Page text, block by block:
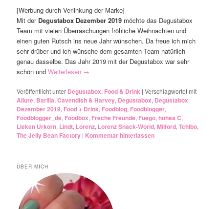
[Werbung durch Verlinkung der Marke]
Mit der Degustabox Dezember 2019 möchte das Degustabox
Team mit vielen Überraschungen fröhliche Weihnachten und
einen guten Rutsch ins neue Jahr wünschen. Da freue ich mich
sehr drüber und ich wünsche dem gesamten Team natürlich
genau dasselbe. Das Jahr 2019 mit der Degustabox war sehr
schön undWeiterlesen →
Veröffentlicht unter Degustabox, Food & Drink |Verschlagwortet mit
Allure, Barilla,Cavendish & Harvey, Degustabox, Degustabox
Dezember 2019, Food + Drink, Foodblog, Foodblogger,
Foodblogger_de, Foodbox, Freche Freunde, Fuego,hohes C,
Lieken Urkorn, Lindt, Lorenz, Lorenz Snack-World,Milford,Tchibo,
The Jelly Bean Factory | Kommentar hinterlassen
ÜBER MICH